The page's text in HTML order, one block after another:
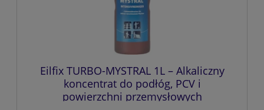
Eilfix TURBO-MYSTRAL 1L – Alkaliczny
koncentrat do podłóg, PCV i
powierzchni przemysłowych